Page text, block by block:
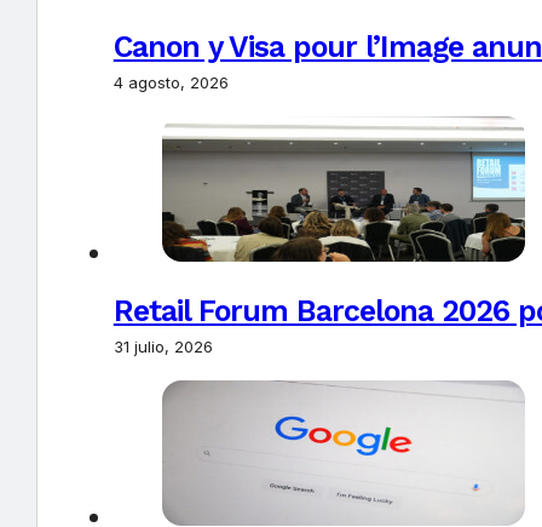
Canon y Visa pour l’Image
4 agosto, 2026
Retail Forum Barcelona 2026
31 julio, 2026